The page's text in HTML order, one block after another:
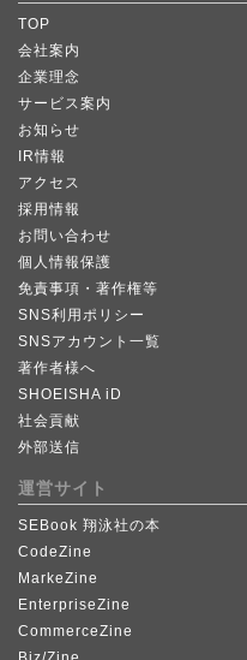
TOP
会社案内
企業理念
サービス案内
お知らせ
IR情報
アクセス
採用情報
お問い合わせ
個人情報保護
免責事項・著作権等
SNS利用ポリシー
SNSアカウント一覧
著作者様へ
SHOEISHA iD
社会貢献
外部送信
運営サイト
SEBook 翔泳社の本
CodeZine
MarkeZine
EnterpriseZine
CommerceZine